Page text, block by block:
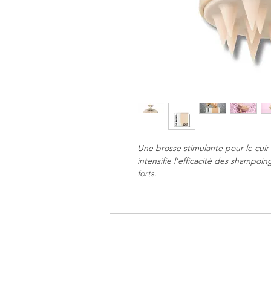
Une brosse stimulante pour le
intensifie l'efficacité des
forts.